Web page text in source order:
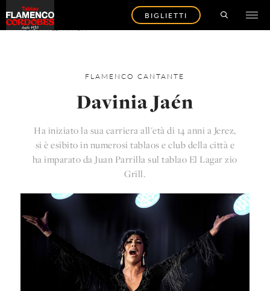
BIGLIETTI
TORNA AGLI ARTISTI
FLAMENCOCANTANTE
Davinia Jaén
Ha iniziato la sua carriera all'età di 14 anni a Jerez,
si è esibito in numerosi tablaos e club della città e
ha imparato da Juan Parrilla sul tablao El Lagar zio
Grill.